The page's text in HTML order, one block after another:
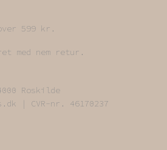
599 kr.
med nem retur.
Roskilde
| CVR-nr. 46170237